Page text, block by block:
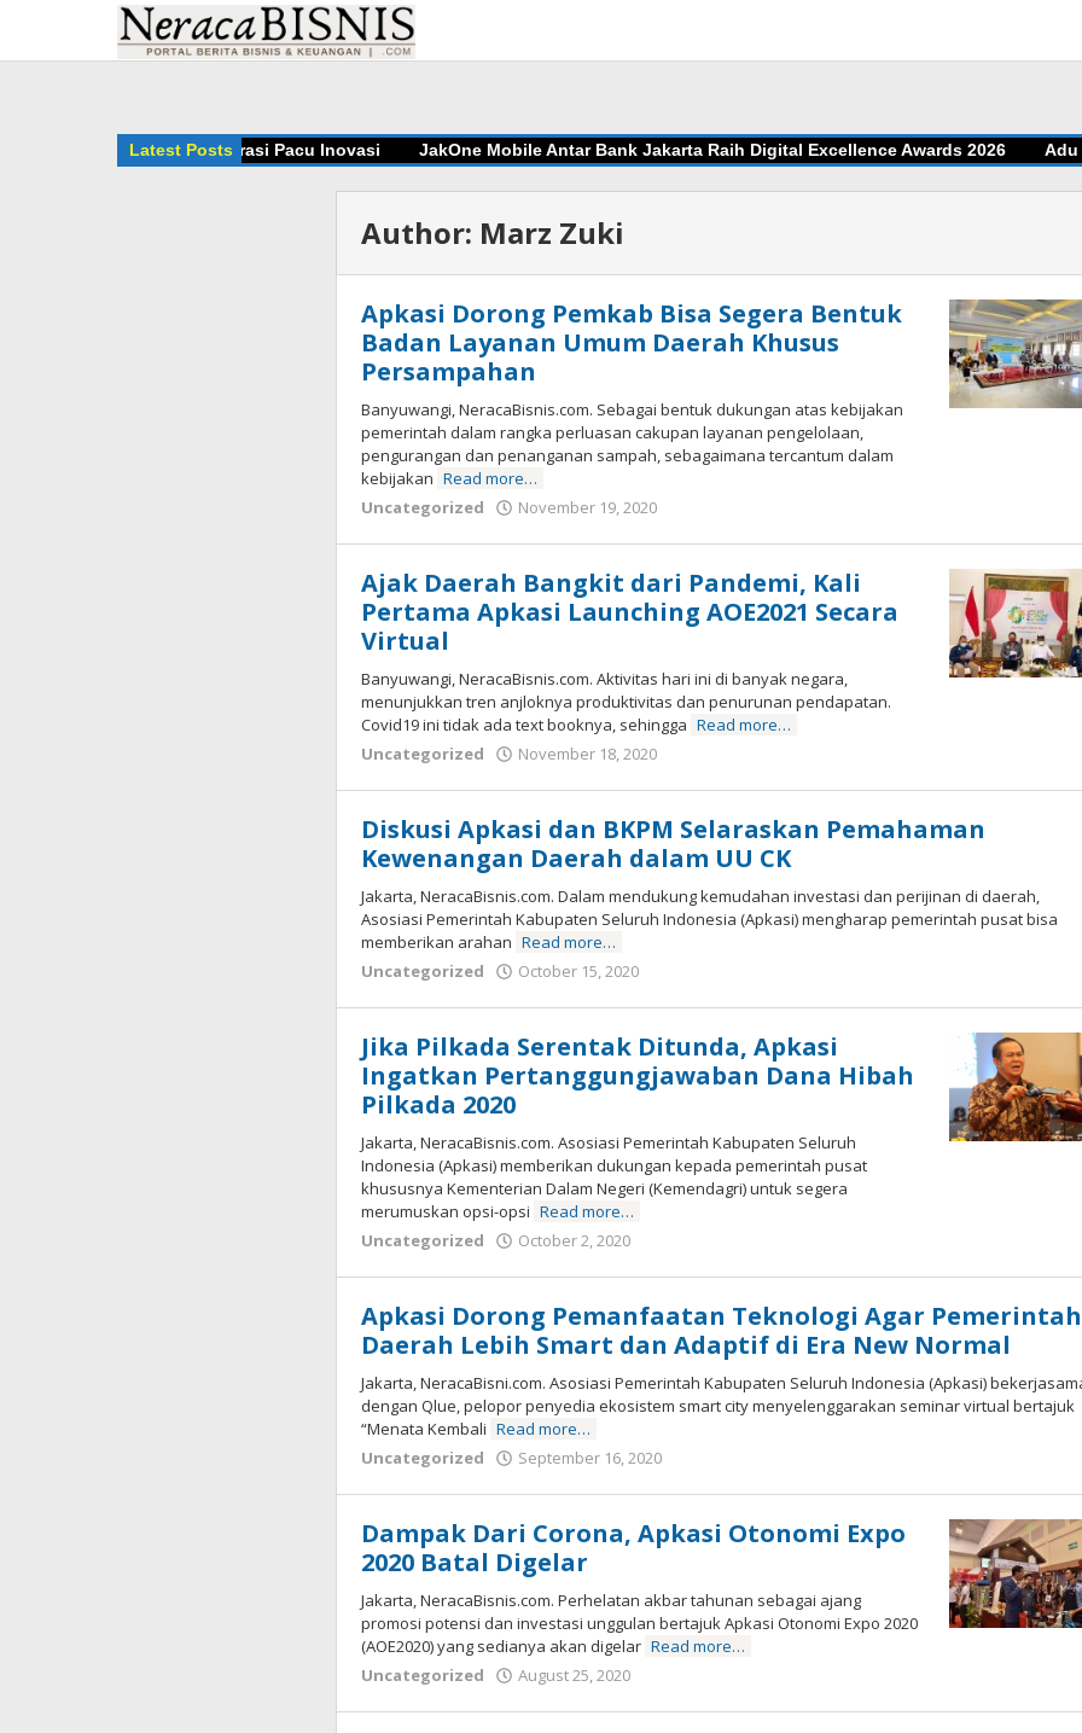
content
Latest Posts
BRIN Bangun Kolaborasi Pacu Inovasi JakOne Mobile Antar Bank Jakarta Raih Digital Excellence Awards 2026 Adu Jitu
Author: Marz Zuki
Apkasi Dorong Pemkab Bisa Segera Bentuk
Badan Layanan Umum Daerah Khusus
Persampahan
Banyuwangi, NeracaBisnis.com. Sebagai bentuk dukungan atas kebijakan
pemerintah dalam rangka perluasan cakupan layanan pengelolaan,
pengurangan dan penanganan sampah, sebagaimana tercantum dalam
kebijakan Read more…
Uncategorized
November 19, 2020
Ajak Daerah Bangkit dari Pandemi, Kali
Pertama Apkasi Launching AOE2021 Secara
Virtual
Banyuwangi, NeracaBisnis.com. Aktivitas hari ini di banyak negara,
menunjukkan tren anjloknya produktivitas dan penurunan pendapatan.
Covid19 ini tidak ada text booknya, sehingga Read more…
Uncategorized
November 18, 2020
Diskusi Apkasi dan BKPM Selaraskan Pemahaman
Kewenangan Daerah dalam UU CK
Jakarta, NeracaBisnis.com. Dalam mendukung kemudahan investasi dan perijinan di daerah,
Asosiasi Pemerintah Kabupaten Seluruh Indonesia (Apkasi) mengharap pemerintah pusat bisa
memberikan arahan Read more…
Uncategorized
October 15, 2020
Jika Pilkada Serentak Ditunda, Apkasi
Ingatkan Pertanggungjawaban Dana Hibah
Pilkada 2020
Jakarta, NeracaBisnis.com. Asosiasi Pemerintah Kabupaten Seluruh
Indonesia (Apkasi) memberikan dukungan kepada pemerintah pusat
khususnya Kementerian Dalam Negeri (Kemendagri) untuk segera
merumuskan opsi-opsi Read more…
Uncategorized
October 2, 2020
Apkasi Dorong Pemanfaatan Teknologi Agar Pemerintah
Daerah Lebih Smart dan Adaptif di Era New Normal
Jakarta, NeracaBisni.com. Asosiasi Pemerintah Kabupaten Seluruh Indonesia (Apkasi)
dengan Qlue, pelopor penyedia ekosistem smart city menyelenggarakan seminar virtual bertajuk
“Menata Kembali Read more…
Uncategorized
September 16, 2020
Dampak Dari Corona, Apkasi Otonomi Expo
2020 Batal Digelar
Jakarta, NeracaBisnis.com. Perhelatan akbar tahunan sebagai ajang
promosi potensi dan investasi unggulan bertajuk Apkasi Otonomi Expo 2020
(AOE2020) yang sedianya akan digelar Read more…
Uncategorized
August 25, 2020